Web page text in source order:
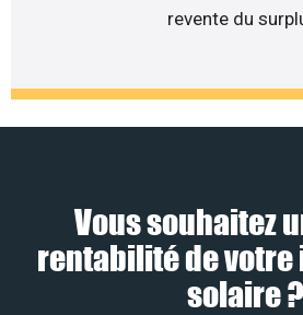
revente du
Vous souhaitez
rentabilité de
solaire ?